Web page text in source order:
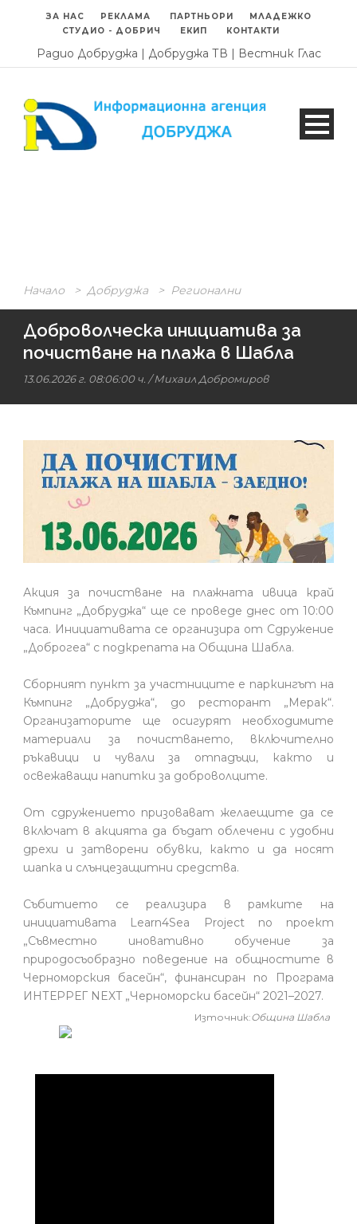
ЗА НАС РЕКЛАМА ПАРТНЬОРИ
МЛАДЕЖКО
СТУДИО - ДОБРИЧ
ЕКИП КОНТАКТИ
Радио Добруджа | Добруджа ТВ | Вестник Глас
Начало > Добруджа > Регионални
Доброволческа инициатива за
почистване на плажа в Шабла
13.06.2026 г. 08:06:00 ч. /Михаил Добромиров
Акция за почистване на плажната ивица край
Къмпинг „Добруджа“ ще се проведе днес от 10:00
часа. Инициативата се организира от Сдружение
„Доброгеа“ с подкрепата на Община Шабла.
Сборният пункт за участниците е паркингът на
Къмпинг „Добруджа“, до ресторант „Мерак“.
Организаторите ще осигурят необходимите
материали за почистването, включително
ръкавици и чували за отпадъци, както и
освежаващи напитки за доброволците.
От сдружението призовават желаещите да се
включат в акцията да бъдат облечени с удобни
дрехи и затворени обувки, както и да носят
шапка и слънцезащитни средства.
Събитието се реализира в рамките на
инициативата Learn4Sea Project по проект
„Съвместно иновативно обучение за
природосъобразно поведение на общностите в
Черноморския басейн“, финансиран по Програма
ИНТЕРРЕГ NEXT „Черноморски басейн“ 2021–2027.
Източник:Община Шабла